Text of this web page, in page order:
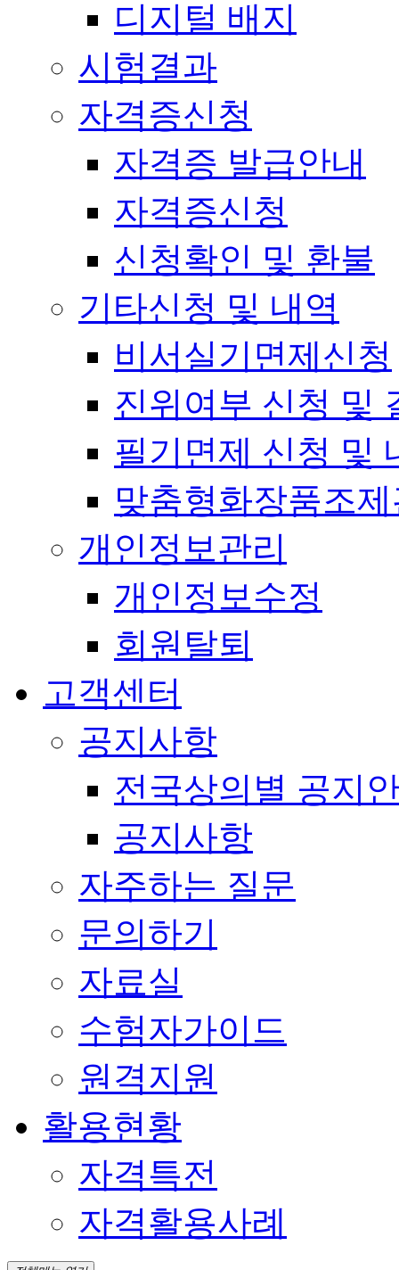
디지털 배지
시험결과
자격증신청
자격증 발급안내
자격증신청
신청확인 및 환불
기타신청 및 내역
비서실기면제신청
진위여부 신청 및
필기면제 신청 및
맞춤형화장품조
개인정보관리
개인정보수정
회원탈퇴
고객센터
공지사항
전국상의별 공지
공지사항
자주하는 질문
문의하기
자료실
수험자가이드
원격지원
활용현황
자격특전
자격활용사례